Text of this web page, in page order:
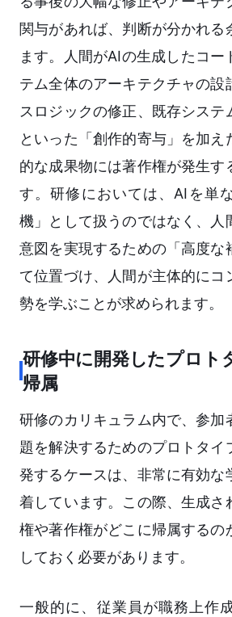
関与があれば、判断が分かれる
ます。人間がAIの生成したコー
テム全体のアーキテクチャの設
スロジックの修正、既存システ
といった「創作的寄与」を加え
的な成果物には著作権が発生す
す。研修においては、AIを単
機」として扱うのではなく、人
意図を実現するための「高度な
て位置づけ、人間が主体的にコ
勢を学ぶことが求められます。
研修中に開発したプロト
帰属
研修のカリキュラム内で、参加
題を解決するためのプロトタイ
発するケースは、非常に有効な
着しています。この際、生成さ
権や著作権がどこに帰属するの
しておく必要があります。
一般的に、従業員が職務上作